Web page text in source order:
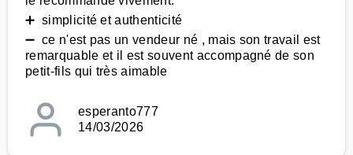
➕ simplicité et authenticité
➖ ce n'est pas un vendeur né , mais son travail est
remarquable et il est souvent accompagné de son
petit-fils qui très aimable
esperanto777
14/03/2026